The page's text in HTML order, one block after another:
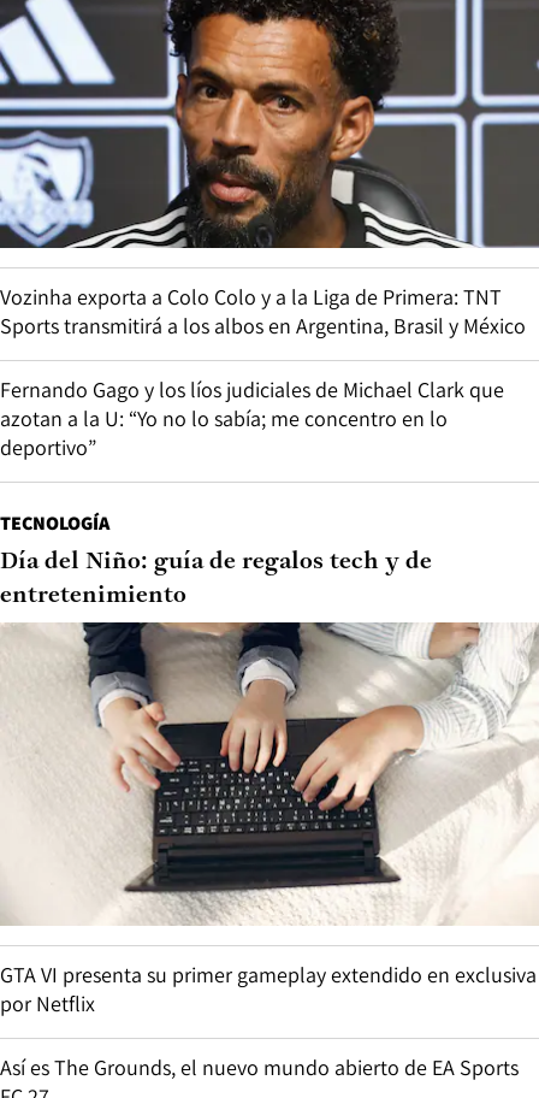
Vozinha exporta a Colo Colo y a la Liga de Primera: TNT
Sports transmitirá a los albos en Argentina, Brasil y México
Fernando Gago y los líos judiciales de Michael Clark que
azotan a la U: “Yo no lo sabía; me concentro en lo
deportivo”
TECNOLOGÍA
Día del Niño: guía de regalos tech y de
entretenimiento
GTA VI presenta su primer gameplay extendido en exclusiva
por Netflix
Así es The Grounds, el nuevo mundo abierto de EA Sports